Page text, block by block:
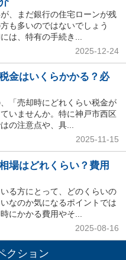
、まだ銀行の住宅ローンが残
も多いのではないでしょう
は、特有の手続き...
2025-12-24
金はいくらかかる？必
「売却時にどれくらい税金が
いませんか。特に神戸市西区
の注意点や、具...
2025-11-15
場はどれくらい？費用
る方にとって、どのくらいの
なのか気になるポイントでは
にかかる費用やそ...
2025-08-16
クション